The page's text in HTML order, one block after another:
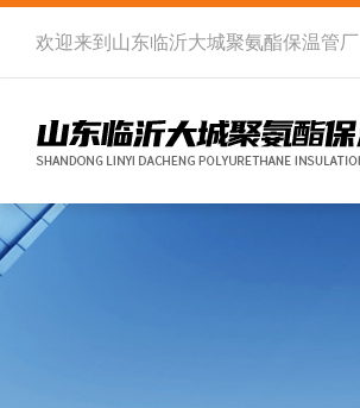
欢迎来到 山东临沂大城聚氨酯保温管厂